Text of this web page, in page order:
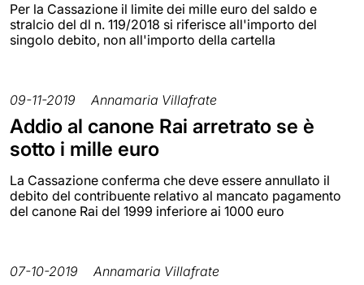
Per la Cassazione il limite dei mille euro del saldo e
stralcio del dl n. 119/2018 si riferisce all'importo del
singolo debito, non all'importo della cartella
09-11-2019 Annamaria Villafrate
Addio al canone Rai arretrato se è
sotto i mille euro
La Cassazione conferma che deve essere annullato il
debito del contribuente relativo al mancato pagamento
del canone Rai del 1999 inferiore ai 1000 euro
07-10-2019 Annamaria Villafrate